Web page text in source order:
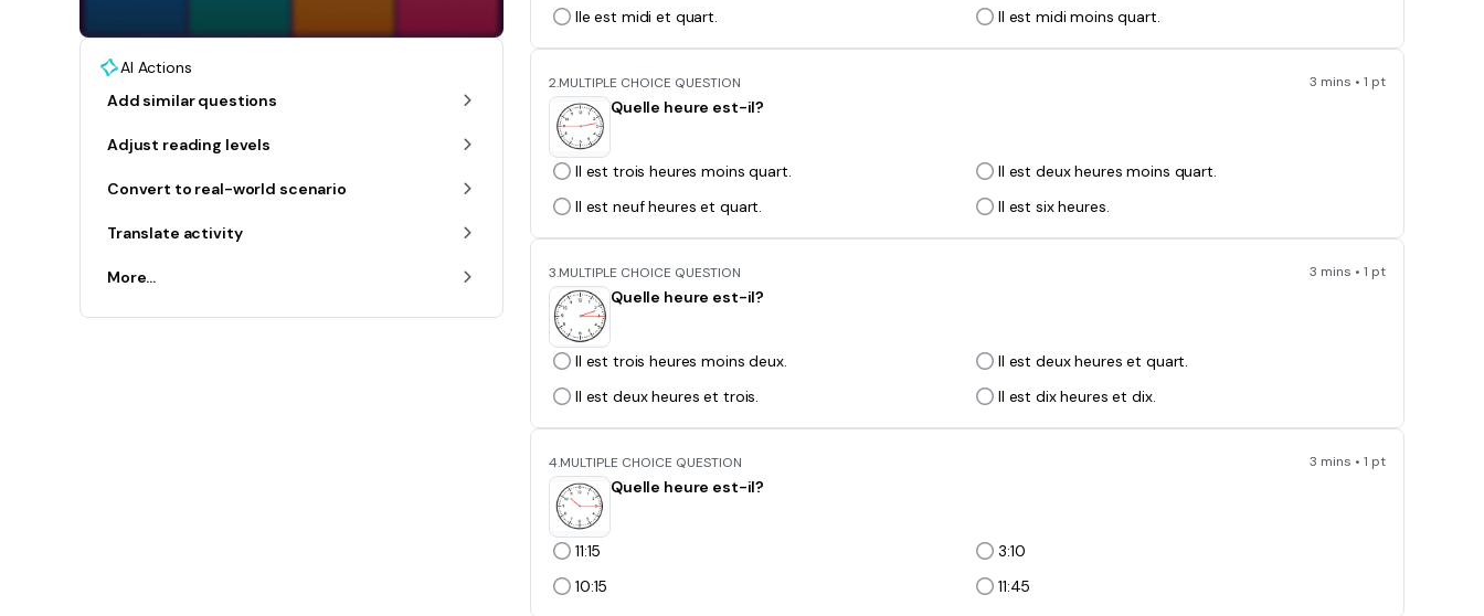
AI Actions
Add similar questions
Adjust reading levels
Convert to real-world scenario
Translate activity
More...
Ile est midi et quart.
Il est midi moins quart.
2.MULTIPLE CHOICE QUESTION 3 mins • 1 pt
Quelle heure est-il?
Il est trois heures moins quart.
Il est deux heures moins quart.
Il est neuf heures et quart.
Il est six heures.
3.MULTIPLE CHOICE QUESTION 3 mins • 1 pt
Quelle heure est-il?
Il est trois heures moins deux.
Il est deux heures et quart.
Il est deux heures et trois.
Il est dix heures et dix.
4.MULTIPLE CHOICE QUESTION 3 mins • 1 pt
Quelle heure est-il?
11:15
3:10
10:15
11:45